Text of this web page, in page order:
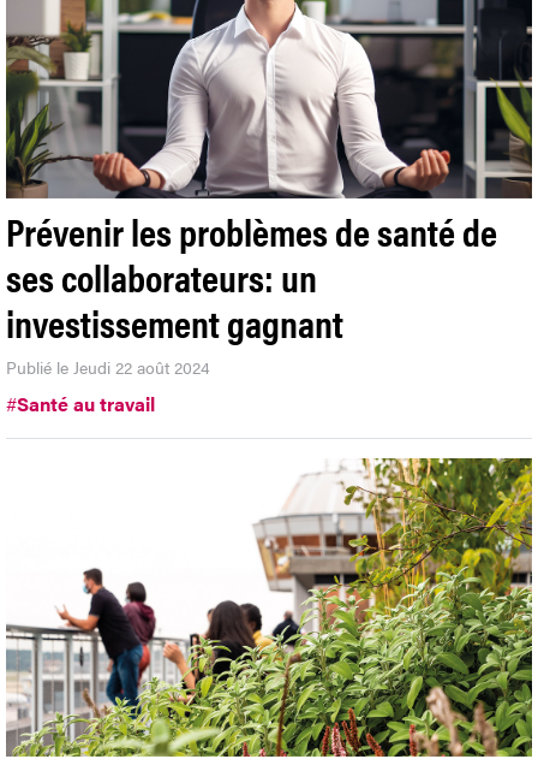
Prévenir les problèmes de santé de
ses collaborateurs: un
investissement gagnant
Publié le Jeudi 22 août 2024
#Santé au travail